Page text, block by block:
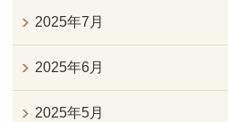
2025年7月
2025年6月
2025年5月